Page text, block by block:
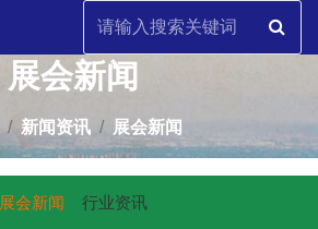
展会新闻
新闻资讯 展会新闻
展会新闻 行业资讯